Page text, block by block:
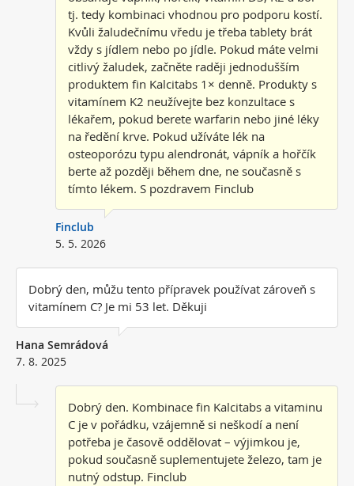
tj. tedy kombinaci vhodnou pro podporu kostí.
Kvůli žaludečnímu vředu je třeba tablety brát
vždy s jídlem nebo po jídle. Pokud máte velmi
citlivý žaludek, začněte raději jednodušším
produktem fin Kalcitabs 1× denně. Produkty s
vitamínem K2 neužívejte bez konzultace s
lékařem, pokud berete warfarin nebo jiné léky
na ředění krve. Pokud užíváte lék na
osteoporózu typu alendronát, vápník a hořčík
berte až později během dne, ne současně s
tímto lékem. S pozdravem Finclub
Finclub
5. 5. 2026
Dobrý den, můžu tento přípravek používat zároveň s
vitamínem C? Je mi 53 let. Děkuji
Hana Semrádová
7. 8. 2025
Dobrý den. Kombinace fin Kalcitabs a vitaminu
C je v pořádku, vzájemně si neškodí a není
potřeba je časově oddělovat – výjimkou je,
pokud současně suplementujete železo, tam je
nutný odstup. Finclub